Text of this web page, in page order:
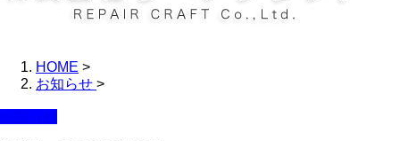
HOME >
お知らせ >